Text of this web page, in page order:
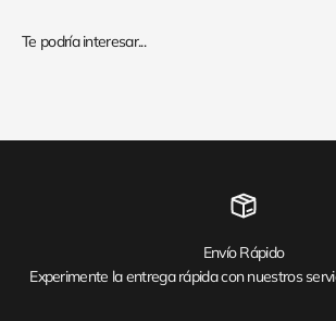
Envío Rápido
Experimente la entrega rápida con nuestros